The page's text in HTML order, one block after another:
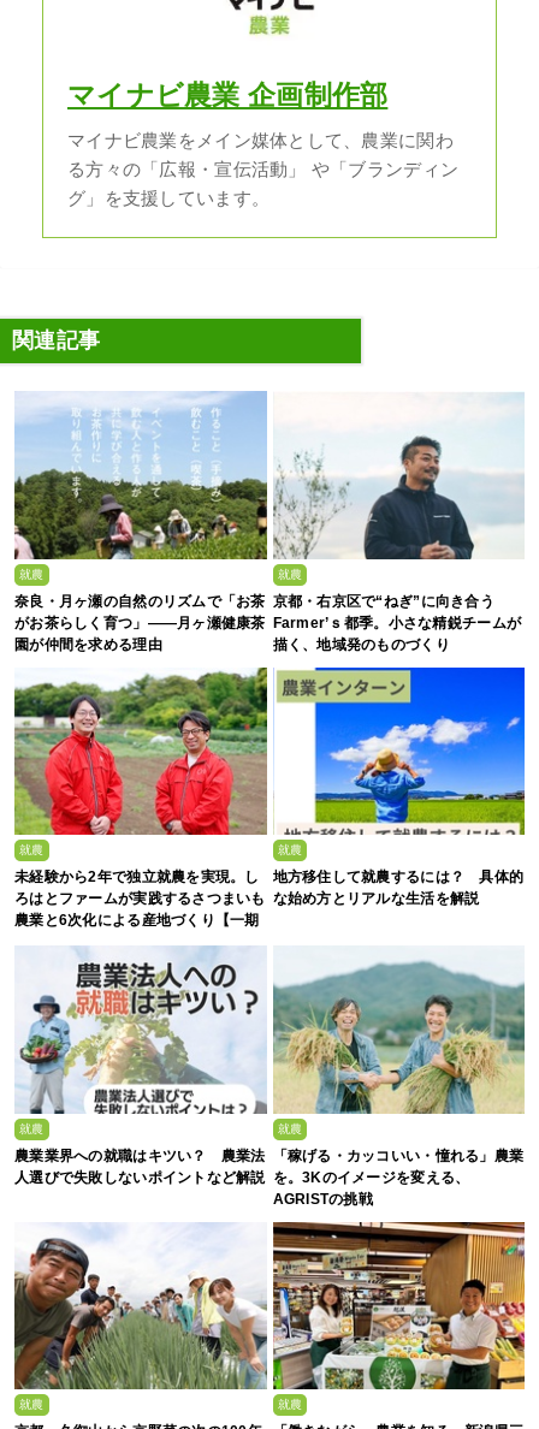
マイナビ農業 企画制作部
マイナビ農業をメイン媒体として、農業に関わ
る方々の「広報・宣伝活動」 や「ブランディン
グ」を支援しています。
関連記事
就農
奈良・月ヶ瀬の自然のリズムで「お茶
がお茶らしく育つ」――月ヶ瀬健康茶
園が仲間を求める理由
就農
京都・右京区で“ねぎ”に向き合う
Farmer’ｓ都季。小さな精鋭チームが
描く、地域発のものづくり
就農
未経験から2年で独立就農を実現。し
ろはとファームが実践するさつまいも
農業と6次化による産地づくり【一期
生募集】
就農
地方移住して就農するには？ 具体的
な始め方とリアルな生活を解説
就農
農業業界への就職はキツい？ 農業法
人選びで失敗しないポイントなど解説
就農
「稼げる・カッコいい・憧れる」農業
を。3Kのイメージを変える、
AGRISTの挑戦
就農 就農